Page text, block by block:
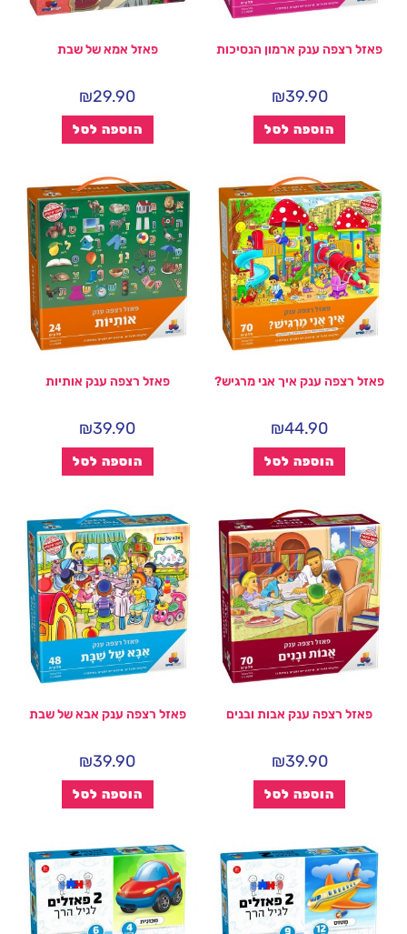
פאזל רצפה ענק ארמון הנסיכות
₪39.90
הוספה לסל
פאזל אמא של שבת
₪29.90
הוספה לסל
פאזל רצפה ענק איך אני מרגיש?
₪44.90
הוספה לסל
פאזל רצפה ענק אותיות
₪39.90
הוספה לסל
פאזל רצפה ענק אבות ובנים
₪39.90
הוספה לסל
פאזל רצפה ענק אבא של שבת
₪39.90
הוספה לסל